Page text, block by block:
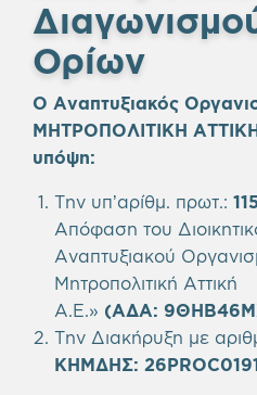
Ορίων
Ο Αναπτυξιακός
ΜΗΤΡΟΠΟΛΙΤΙΚΗ
υπόψη:
Την υπ’αρίθμ. πρωτ.:
Απόφαση του
Αναπτυξιακού
Μητροπολιτική Αττική
Α.Ε.» (ΑΔΑ:
Την Διακήρυξη με
ΚΗΜΔΗΣ: